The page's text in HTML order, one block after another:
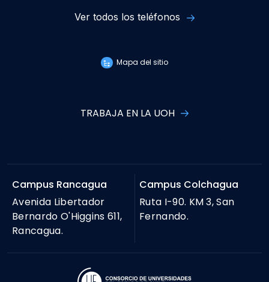
Ver todos los teléfonos
Mapa del sitio
TRABAJA EN LA UOH
Campus Rancagua
Avenida Libertador
Bernardo O'Higgins 611,
Rancagua.
Campus Colchagua
Ruta I-90. KM 3, San
Fernando.